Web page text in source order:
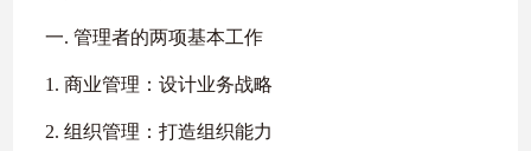
一. 管理者的两项基本工作
1. 商业管理：设计业务战略
2. 组织管理：打造组织能力